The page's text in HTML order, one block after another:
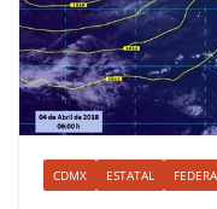
CDMX ESTATAL